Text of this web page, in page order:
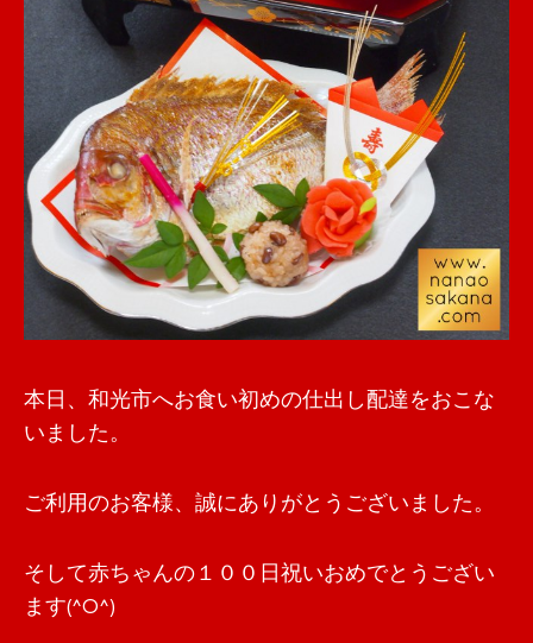
本日、和光市へお食い初めの仕出し配達をおこな
いました。
ご利用のお客様、誠にありがとうございました。
そして赤ちゃんの１００日祝いおめでとうござい
ます(^O^)